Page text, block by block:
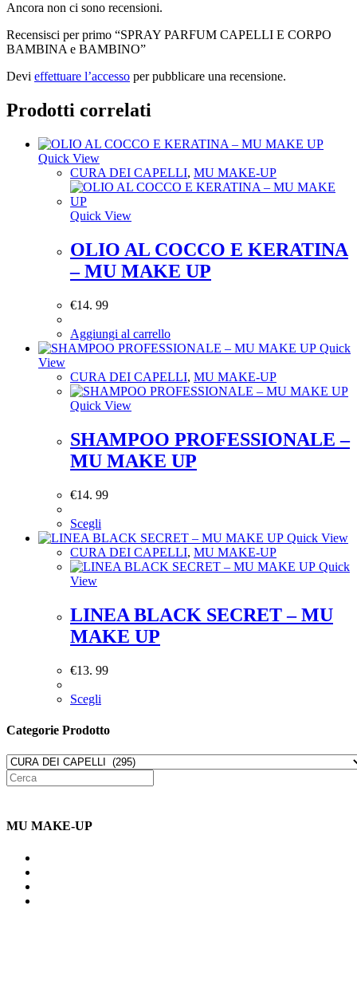
Ancora non ci sono recensioni.
Recensisci per primo “SPRAY PARFUM CAPELLI E CORPO
BAMBINA e BAMBINO”
Devi effettuare l’accesso per pubblicare una recensione.
Prodotti correlati
Quick View
CURA DEI CAPELLI, MU MAKE-UP
Quick View
OLIO AL COCCO E KERATINA
– MU MAKE UP
€14. 99
Aggiungi al carrello
Quick
View
CURA DEI CAPELLI, MU MAKE-UP
Quick View
SHAMPOO PROFESSIONALE –
MU MAKE UP
€14. 99
Scegli
Quick View
CURA DEI CAPELLI, MU MAKE-UP
Quick
View
LINEA BLACK SECRET – MU
MAKE UP
€13. 99
Scegli
Categorie Prodotto
MU MAKE-UP